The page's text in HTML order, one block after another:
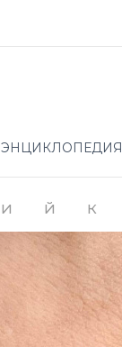
ЭНЦИКЛОПЕДИЯ
И Й К